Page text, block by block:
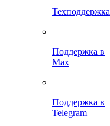
Техподдержка
Поддержка в
Max
Поддержка в
Telegram